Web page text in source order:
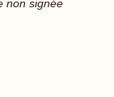
non signée